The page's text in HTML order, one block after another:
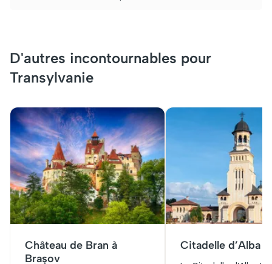
D'autres incontournables pour
Transylvanie
Château de Bran à
Brașov
Citadelle d’Alba